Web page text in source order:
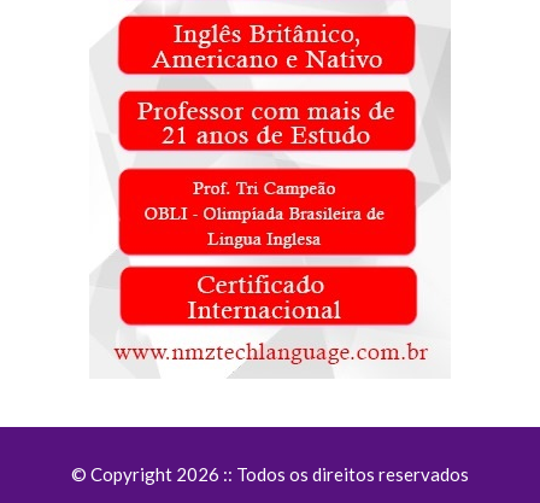
© Copyright 2026 :: Todos os direitos reservados